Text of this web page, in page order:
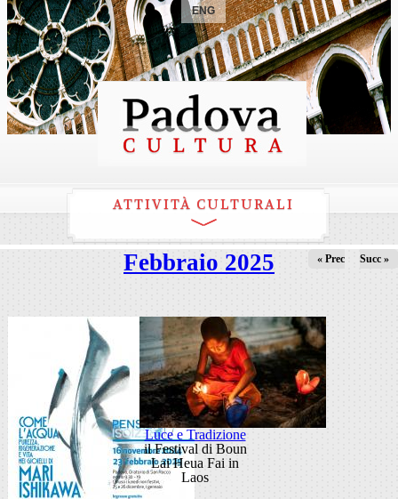
ENG
ATTIVITÀ CULTURALI
Febbraio 2025 « Prec Succ »
Luce e Tradizione
il Festival di Boun
Lai Heua Fai in
Laos